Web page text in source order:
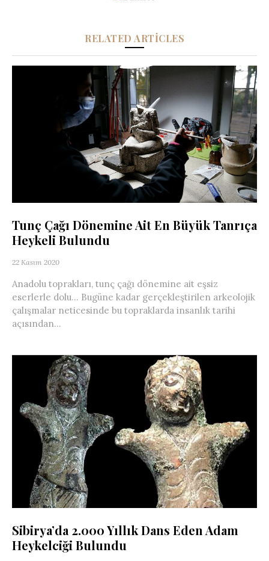
RELATED ARTICLES
Tunç Çağı Dönemine Ait En Büyük Tanrıça
Heykeli Bulundu
22 Kasım 2020
Anadolu toprakları, tunç çağı dönemine ait eşsiz
eserlerle dolu… Bugüne kadar gerçekleştirilen arkeolojik
çalışmalar neticesinde bu topraklarda insanlık tarihi
açısından...
Sibirya’da 2.000 Yıllık Dans Eden Adam
Heykelciği Bulundu